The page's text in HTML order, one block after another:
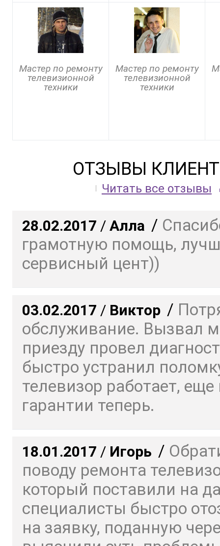
Мастер по ремонту
телевизионной
техники
Мастер по ремонту
телевизионной
техники
ОТЗЫВЫ
Читать все отзывы
28.02.2017 / Алла /
грамотную помощь,
сервисный цент))
03.02.2017 / Виктор /
обслуживание. Вызвал
приезду провел
быстро устранил
телевизор работает, еще
гарантии теперь.
18.01.2017 / Игорь /
поводу ремонта
который поставили на
специалисты быстро
на заявку, поданную